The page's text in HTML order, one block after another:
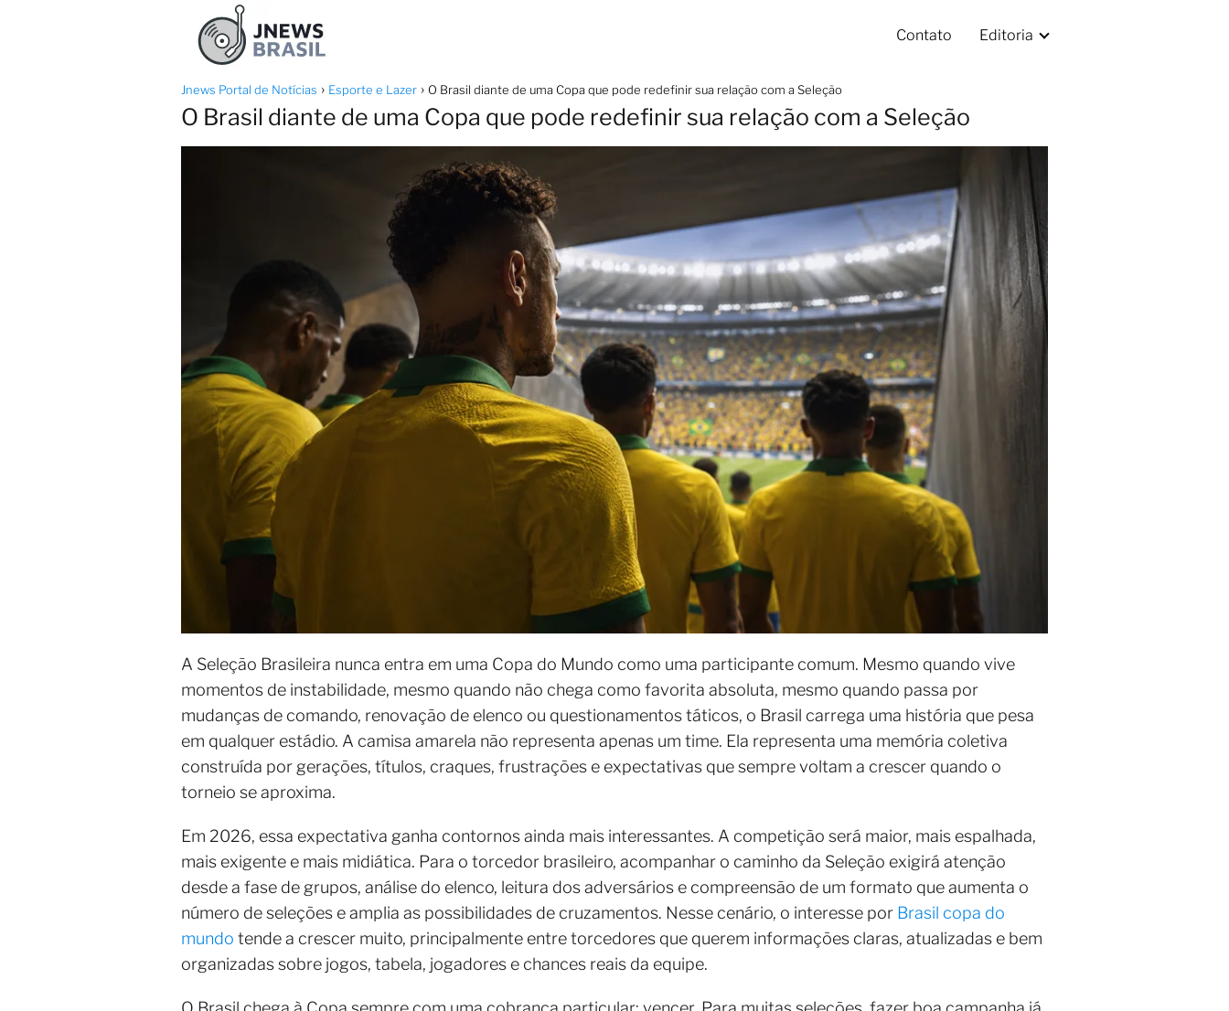
Contato Editoria
Jnews Portal de Notícias Esporte e Lazer O Brasil diante de uma Copa que pode redefinir sua relação com a Seleção
O Brasil diante de uma Copa que pode redefinir sua relação com a Seleção
A Seleção Brasileira nunca entra em uma Copa do Mundo como uma participante comum. Mesmo quando vive
momentos de instabilidade, mesmo quando não chega como favorita absoluta, mesmo quando passa por
mudanças de comando, renovação de elenco ou questionamentos táticos, o Brasil carrega uma história que pesa
em qualquer estádio. A camisa amarela não representa apenas um time. Ela representa uma memória coletiva
construída por gerações, títulos, craques, frustrações e expectativas que sempre voltam a crescer quando o
torneio se aproxima.
Em 2026, essa expectativa ganha contornos ainda mais interessantes. A competição será maior, mais espalhada,
mais exigente e mais midiática. Para o torcedor brasileiro, acompanhar o caminho da Seleção exigirá atenção
desde a fase de grupos, análise do elenco, leitura dos adversários e compreensão de um formato que aumenta o
número de seleções e amplia as possibilidades de cruzamentos. Nesse cenário, o interesse por Brasil copa do
mundo tende a crescer muito, principalmente entre torcedores que querem informações claras, atualizadas e bem
organizadas sobre jogos, tabela, jogadores e chances reais da equipe.